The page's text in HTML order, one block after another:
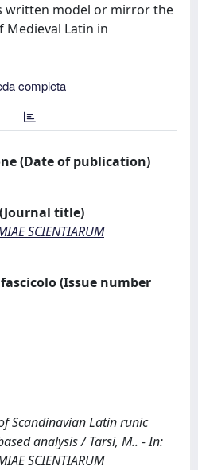
written model or mirror the
Latin in
completa
(Date of publication)
title)
SCIENTIARUM
(Issue number
Scandinavian Latin runic
analysis / Tarsi, M.. - In:
SCIENTIARUM